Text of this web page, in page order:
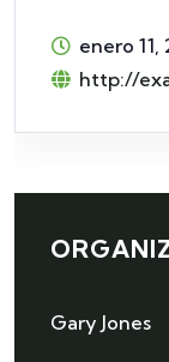
enero 11,
http://
Gary Jones